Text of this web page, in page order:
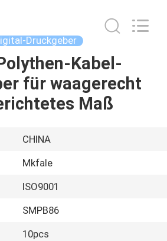
Druckgeber
Kabel-
für waagerecht
Maß
CHINA
Mkfale
ISO9001
SMPB86
10pcs